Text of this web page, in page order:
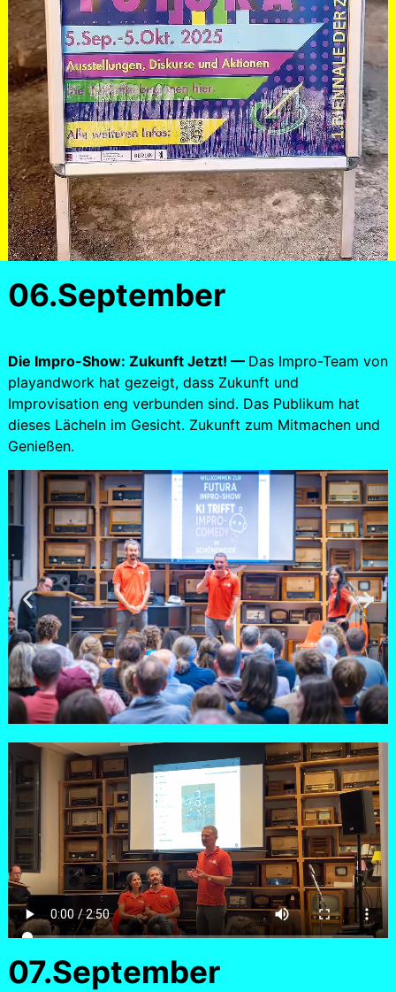
06.September
Die Impro-Show: Zukunft Jetzt! — Das Impro-Team von
playandwork hat gezeigt, dass Zukunft und
Improvisation eng verbunden sind. Das Publikum hat
dieses Lächeln im Gesicht. Zukunft zum Mitmachen und
Genießen.
07.September